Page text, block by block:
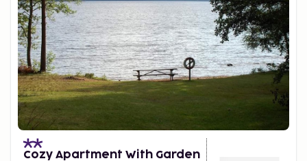
Cozy Apartment With Garden